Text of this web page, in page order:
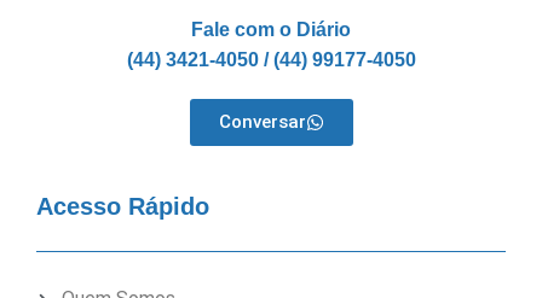
Fale com o Diário
(44) 3421-4050 / (44) 99177-4050
Conversar
Acesso Rápido